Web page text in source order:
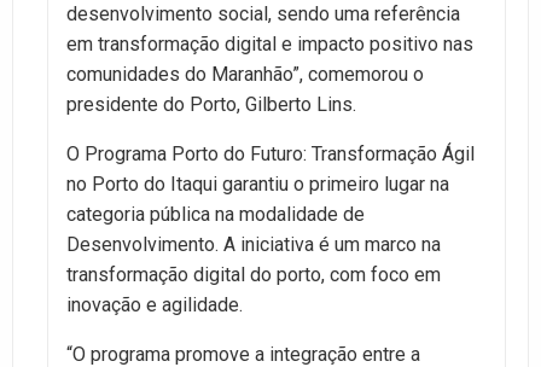
desenvolvimento social, sendo uma referência
em transformação digital e impacto positivo nas
comunidades do Maranhão”, comemorou o
presidente do Porto, Gilberto Lins.
O Programa Porto do Futuro: Transformação Ágil
no Porto do Itaqui garantiu o primeiro lugar na
categoria pública na modalidade de
Desenvolvimento. A iniciativa é um marco na
transformação digital do porto, com foco em
inovação e agilidade.
“O programa promove a integração entre a